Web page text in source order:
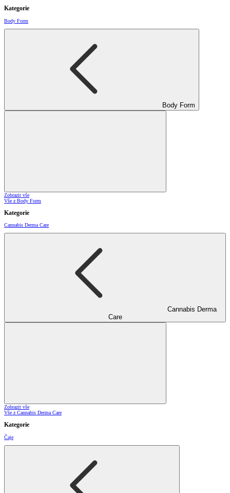
Kategorie
Body Form
Body Form
Zobrazit vše
Vše z Body Form
Kategorie
Cannabis Derma Care
Cannabis Derma
Care
Zobrazit vše
Vše z Cannabis Derma Care
Kategorie
Čaje